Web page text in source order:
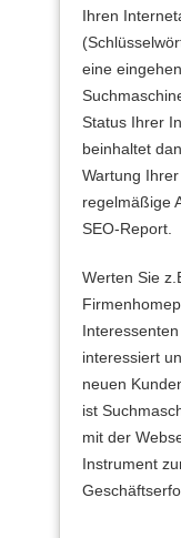
Ihren
eine
Status Ihrer
beinhaltet
Wartung
regelmäßige
SEO-Report.
Werten Sie
interessiert
neuen
ist
mit der
Instrument